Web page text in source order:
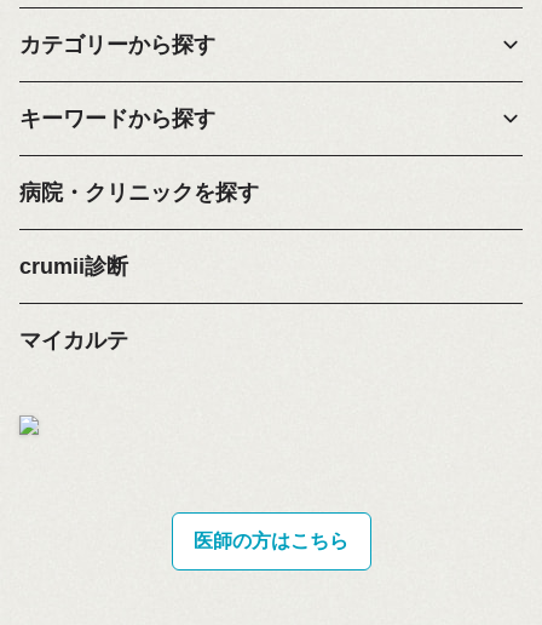
カテゴリーから探す
キーワードから探す
病院・クリニックを探す
crumii診断
マイカルテ
医師の方はこちら